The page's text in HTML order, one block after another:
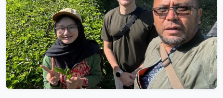
HUMANIORA 20:06:37 WIB, 07 Agu 2026